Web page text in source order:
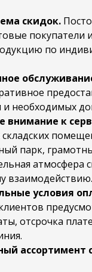
скидок.
покупатели
по
необходимых
внимание к
складских
парк,
атмосфера
взаимодействию.
условия
отсрочка
ассортимент